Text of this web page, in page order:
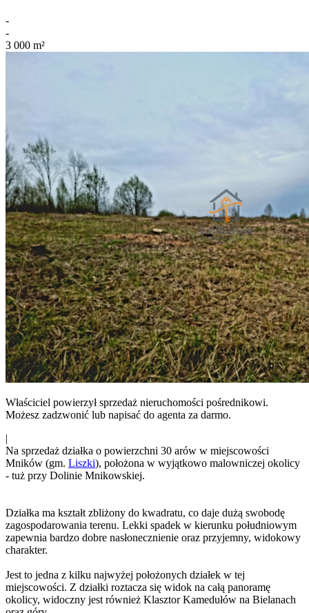
-
-
3 000 m²
Właściciel powierzył sprzedaż nieruchomości pośrednikowi.
Możesz zadzwonić lub napisać do agenta za darmo.
|
Na sprzedaż działka o powierzchni 30 arów w miejscowości
Mników (gm. Liszki), położona w wyjątkowo malowniczej okolicy
- tuż przy Dolinie Mnikowskiej.
Działka ma kształt zbliżony do kwadratu, co daje dużą swobodę
zagospodarowania terenu. Lekki spadek w kierunku południowym
zapewnia bardzo dobre nasłonecznienie oraz przyjemny, widokowy
charakter.
Jest to jedna z kilku najwyżej położonych działek w tej
miejscowości. Z działki roztacza się widok na całą panoramę
okolicy, widoczny jest również Klasztor Kamedułów na Bielanach